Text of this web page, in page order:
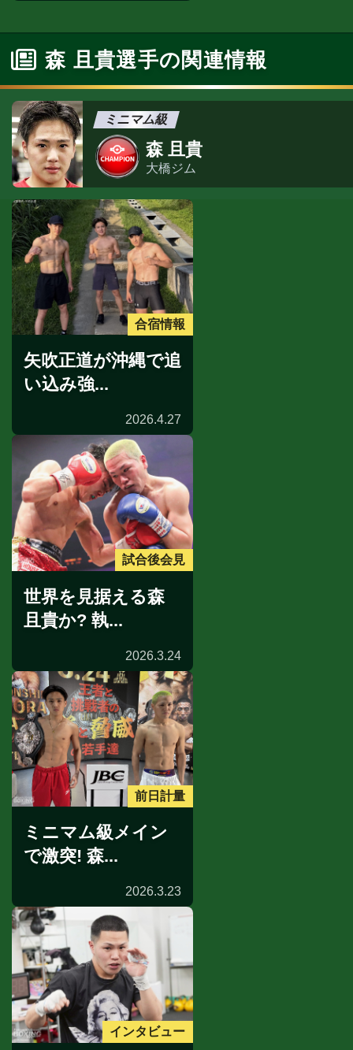
森 且貴選手の関連情報
ミニマム級
森 且貴
大橋ジム
合宿情報
矢吹正道が沖縄で追
い込み強...
2026.4.27
試合後会見
世界を見据える森
且貴か? 執...
2026.3.24
前日計量
ミニマム級メイン
で激突! 森...
2026.3.23
インタビュー